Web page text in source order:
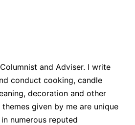
and Adviser. I write
conduct cooking, candle
decoration and other
given by me are unique
numerous reputed